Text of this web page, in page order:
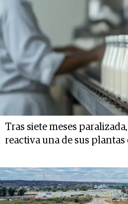
Tras siete meses
reactiva una de sus plantas